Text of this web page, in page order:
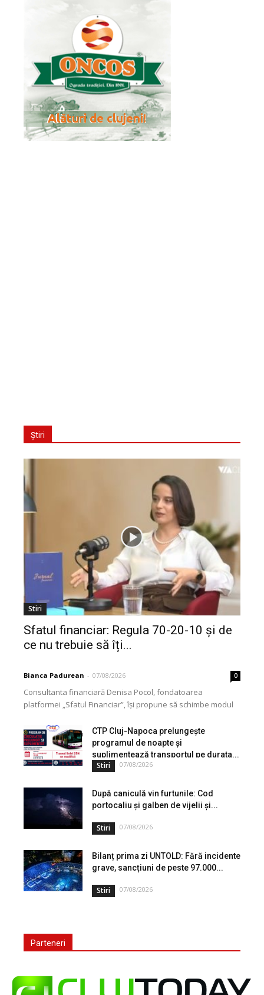
Știri
Stiri
Sfatul financiar: Regula 70-20-10 și de
ce nu trebuie să îți...
Bianca Padurean - 07/08/2026 0
Consultanta financiară Denisa Pocol, fondatoarea
platformei „Sfatul Financiar”, își propune să schimbe modul
de peste...
CTP Cluj-Napoca prelungește
programul de noapte și
suplimentează transportul pe durata...
Stiri 07/08/2026
După caniculă vin furtunile: Cod
portocaliu și galben de vijelii și...
Stiri 07/08/2026
Bilanț prima zi UNTOLD: Fără incidente
grave, sancțiuni de peste 97.000...
Stiri 07/08/2026
Parteneri